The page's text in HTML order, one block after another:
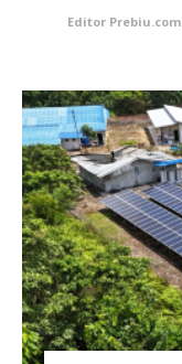
Editor Prebiu.com